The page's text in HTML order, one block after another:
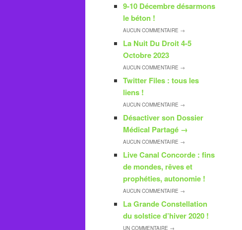
9-10 Décembre désarmons
le béton !
AUCUN COMMENTAIRE →
La Nuit Du Droit 4-5
Octobre 2023
AUCUN COMMENTAIRE →
Twitter Files : tous les
liens !
AUCUN COMMENTAIRE →
Désactiver son Dossier
Médical Partagé →
AUCUN COMMENTAIRE →
Live Canal Concorde : fins
de mondes, rêves et
prophéties, autonomie !
AUCUN COMMENTAIRE →
La Grande Constellation
du solstice d’hiver 2020 !
UN COMMENTAIRE →